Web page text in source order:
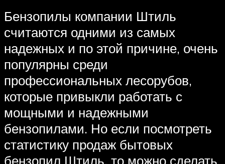
Бензопилы компании Штиль
считаются одними из самых
надежных и по этой причине, очень
популярны среди
профессиональных лесорубов,
которые привыкли работать с
мощными и надежными
бензопилами. Но если посмотреть
статистику продаж бытовых
бензопил Штиль, то можно сделать